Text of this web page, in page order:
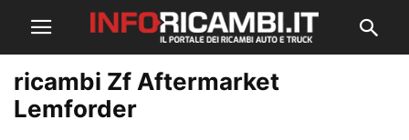
ricambi Zf Aftermarket
Lemforder